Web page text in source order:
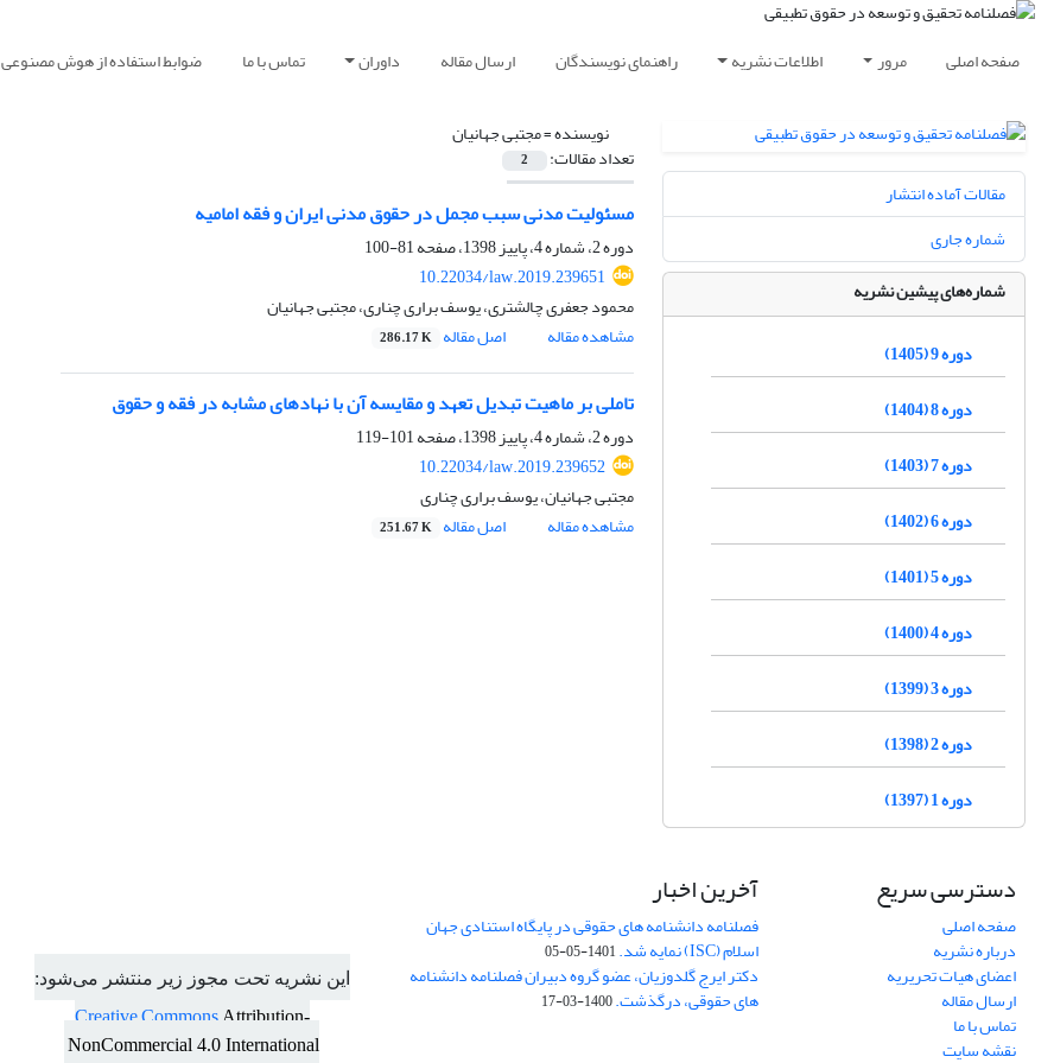
صفحه اصلی مرور اطلاعات نشریه راهنمای نویسندگان ارسال مقاله داوران تماس با ما ضوابط استفاده از هوش مصنوعی
نویسنده =مجتبی جهانیان
تعداد مقالات: 2
مسئولیت مدنی سبب مجمل در حقوق مدنی ایران و فقه امامیه
دوره 2، شماره 4، پاییز 1398، صفحه
81-100
10.22034/law.2019.239651
محمود جعفری چالشتری، یوسف براری چناری، مجتبی جهانیان
مشاهده مقاله
اصل مقاله 286.17 K
تاملی بر ماهیت تبدیل تعهد و مقایسه آن با نهادهای مشابه در فقه و حقوق
دوره 2، شماره 4، پاییز 1398، صفحه
101-119
10.22034/law.2019.239652
مجتبی جهانیان، یوسف براری چناری
مشاهده مقاله
اصل مقاله 251.67 K
مقالات آماده انتشار
شماره جاری
شماره‌های پیشین نشریه
دوره 9 (1405)
دوره 8 (1404)
دوره 7 (1403)
دوره 6 (1402)
دوره 5 (1401)
دوره 4 (1400)
دوره 3 (1399)
دوره 2 (1398)
دوره 1 (1397)
دسترسی سریع
صفحه اصلی
درباره نشریه
اعضای هیات تحریریه
ارسال مقاله
تماس با ما
نقشه سایت
آخرین اخبار
فصلنامه دانشنامه های حقوقی در پایگاه استنادی جهان
اسلام (ISC) نمایه شد. 1401-05-05
دکتر ایرج گلدوزیان، عضو گروه دبیران فصلنامه دانشنامه
های حقوقی، درگذشت.1400-03-17
این نشریه تحت مجوز زیر منتشر می‌شود:
Creative Commons Attribution-
NonCommercial 4.0 International